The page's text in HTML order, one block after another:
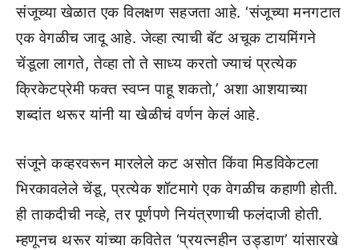
संजूच्या खेळात एक विलक्षण सहजता आहे. ‘संजूच्या मनगटात
एक वेगळीच जादू आहे. जेव्हा त्याची बॅट अचूक टायमिंगने
चेंडूला लागते, तेव्हा तो ते साध्य करतो ज्याचं प्रत्येक
क्रिकेटप्रेमी फक्त स्वप्न पाहू शकतो,’ अशा आशयाच्या
शब्दांत थरूर यांनी या खेळीचं वर्णन केलं आहे.
संजूने कव्हरवरून मारलेले कट असोत किंवा मिडविकेटला
भिरकावलेले चेंडू, प्रत्येक शॉटमागे एक वेगळीच कहाणी होती.
ही ताकदीची नव्हे, तर पूर्णपणे नियंत्रणाची फलंदाजी होती.
म्हणूनच थरूर यांच्या कवितेत ‘प्रयत्नहीन उड्डाण’ यांसारखे